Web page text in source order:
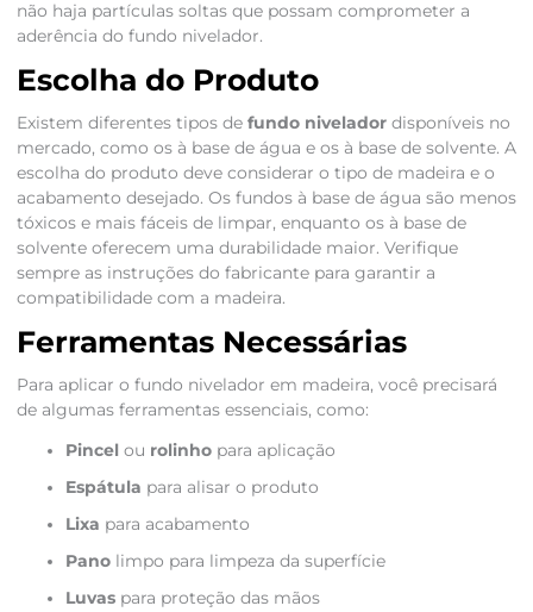
não haja partículas soltas que possam comprometer a
aderência do fundo nivelador.
Escolha do Produto
Existem diferentes tipos de fundo niveladordisponíveis no
mercado, como os à base de água e os à base de solvente. A
escolha do produto deve considerar o tipo de madeira e o
acabamento desejado. Os fundos à base de água são menos
tóxicos e mais fáceis de limpar, enquanto os à base de
solvente oferecem uma durabilidade maior. Verifique
sempre as instruções do fabricante para garantir a
compatibilidade com a madeira.
Ferramentas Necessárias
Para aplicar o fundo nivelador em madeira, você precisará
de algumas ferramentas essenciais, como:
Pincel ou rolinhopara aplicação
Espátula para alisar o produto
Lixa para acabamento
Panolimpo para limpeza da superfície
Luvaspara proteção das mãos